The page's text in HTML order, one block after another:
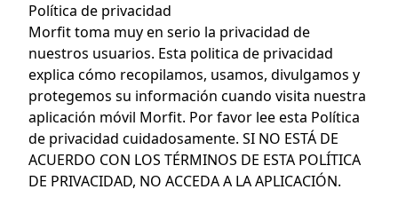
Política de privacidad
Morfit toma muy en serio la privacidad de
nuestros usuarios. Esta politica de privacidad
explica cómo recopilamos, usamos, divulgamos y
protegemos su información cuando visita nuestra
aplicación móvil Morfit. Por favor lee esta Política
de privacidad cuidadosamente. SI NO ESTÁ DE
ACUERDO CON LOS TÉRMINOS DE ESTA POLÍTICA
DE PRIVACIDAD, NO ACCEDA A LA APLICACIÓN.